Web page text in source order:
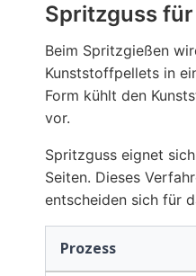
Spritzguss
Beim Spritzgießen
Kunststoffpellets in
Form kühlt den
vor.
Spritzguss eignet
Seiten. Dieses
entscheiden sich für
Prozess